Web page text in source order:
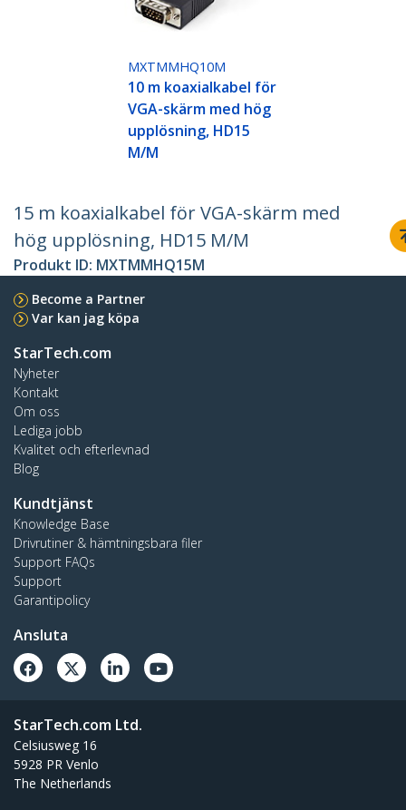
MXTMMHQ10M
10 m koaxialkabel för
VGA-skärm med hög
upplösning, HD15
M/M
15 m koaxialkabel för VGA-skärm med
hög upplösning, HD15 M/M
Produkt ID: MXTMMHQ15M
Become a Partner
Var kan jag köpa
StarTech.com
Nyheter
Kontakt
Om oss
Lediga jobb
Kvalitet och efterlevnad
Blog
Kundtjänst
Knowledge Base
Drivrutiner & hämtningsbara filer
Support FAQs
Support
Garantipolicy
Ansluta
StarTech.com Ltd.
Celsiusweg 16
5928 PR Venlo
The Netherlands